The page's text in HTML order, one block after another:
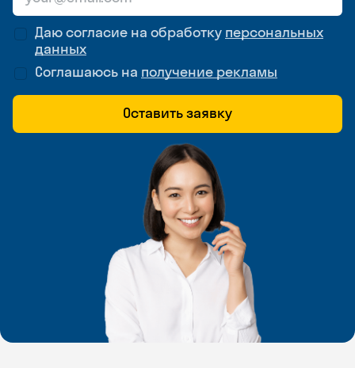
Даю согласие на обработку персональных
данных
Соглашаюсь на получение рекламы
Оставить заявку